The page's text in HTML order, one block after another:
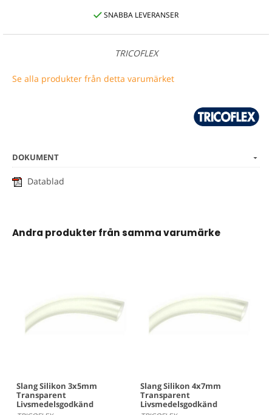
SNABBA LEVERANSER
TRICOFLEX
Se alla produkter från detta varumärket
DOKUMENT
Datablad
Andra produkter från samma varumärke
Slang Silikon 3x5mm
Transparent
Livsmedelsgodkänd
Slang Silikon 4x7mm
Transparent
Livsmedelsgodkänd